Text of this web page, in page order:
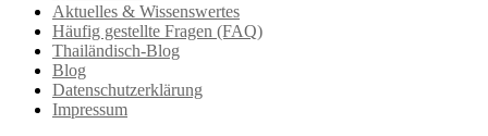
Aktuelles & Wissenswertes
Häufig gestellte Fragen (FAQ)
Thailändisch-Blog
Blog
Datenschutzerklärung
Impressum